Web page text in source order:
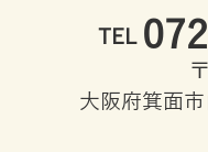
TEL
大阪府箕面